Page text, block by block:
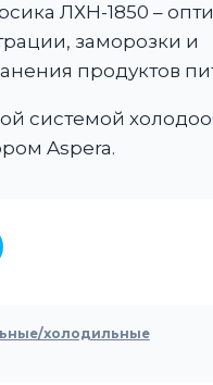
ЛХН-1850 –
заморозки и
продуктов
системой
Aspera.
холодильные